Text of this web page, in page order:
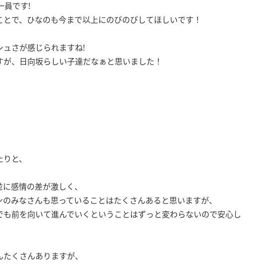
員です!
で、ひなのも今まで以上にのびのびしてほしいです！
さが感じられますね!
、日向坂らしい子達だなぁと思いました！
と、
感情の差が激しく、
みなさんも思っていることはたくさんあると思いますが、
も前を向いて進んでいくということはずっと変わらないので安心し
くさんありますが、